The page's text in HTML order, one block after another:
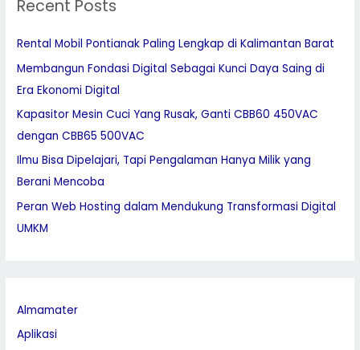
c
f
o
r
:
Recent Posts
Rental Mobil Pontianak Paling Lengkap di Kalimantan Barat
Membangun Fondasi Digital Sebagai Kunci Daya Saing di
Era Ekonomi Digital
Kapasitor Mesin Cuci Yang Rusak, Ganti CBB60 450VAC
dengan CBB65 500VAC
Ilmu Bisa Dipelajari, Tapi Pengalaman Hanya Milik yang
Berani Mencoba
Peran Web Hosting dalam Mendukung Transformasi Digital
UMKM
Almamater
Aplikasi